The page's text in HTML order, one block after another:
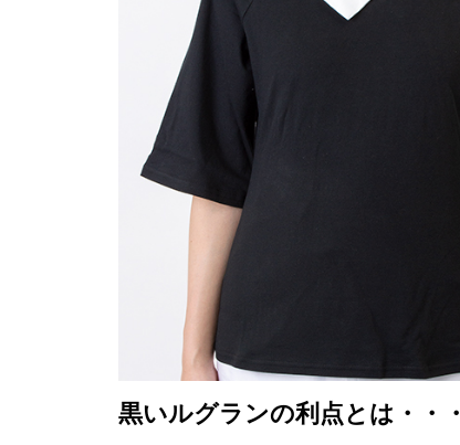
黒いルグランの利点とは・・・